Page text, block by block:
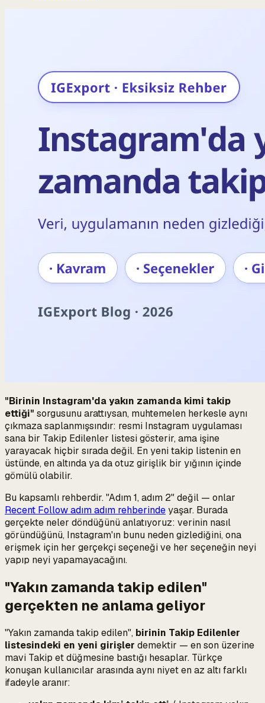
"Birinin Instagram'da yakın zamanda kimi takip
ettiği" sorgusunu arattıysan, muhtemelen herkesle aynı
çıkmaza saplanmışsındır: resmi Instagram uygulaması
sana bir Takip Edilenler listesi gösterir, ama işine
yarayacak hiçbir sırada değil. En yeni takip listenin en
üstünde, en altında ya da otuz girişlik bir yığının içinde
gömülü olabilir.
Bu kapsamlı rehberdir. "Adım 1, adım 2" değil — onlar
Recent Follow adım adım rehberindeyaşar. Burada
gerçekte neler döndüğünüanlatıyoruz: verinin nasıl
göründüğünü, Instagram'ın bunu neden gizlediğini, ona
erişmek için her gerçekçi seçeneği ve her seçeneğin neyi
yapıp neyi yapamayacağını.
"Yakın zamanda takip edilen"
gerçekten ne anlama geliyor
"Yakın zamanda takip edilen", birinin Takip Edilenler
listesindeki en yeni girişler demektir — en son üzerine
mavi Takip et düğmesine bastığı hesaplar. Türkçe
konuşan kullanıcılar arasında aynı niyet en az altı farklı
ifadeyle aranır: